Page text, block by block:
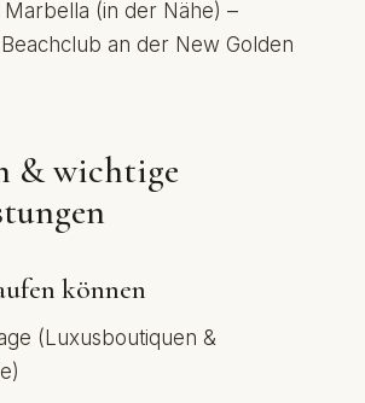
Marbella (in der Nähe) –
an der New Golden
& wichtige
können
(Luxusboutiquen &